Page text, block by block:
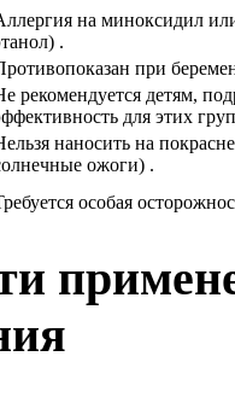
на миноксидил
.
при
рекомендуется детям,
для этих
наносить на
ожоги) .
особая